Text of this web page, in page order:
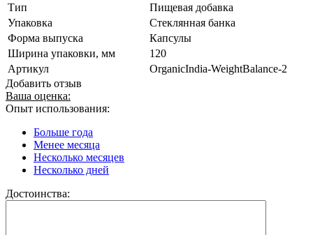
Тип
Пищевая добавка
Упаковка
Стеклянная банка
Форма выпуска
Капсулы
Ширина упаковки, мм
120
Артикул
OrganicIndia-WeightBalance-2
Добавить отзыв
Ваша оценка:
Опыт использования:
Больше года
Менее месяца
Несколько месяцев
Несколько дней
Достоинства: